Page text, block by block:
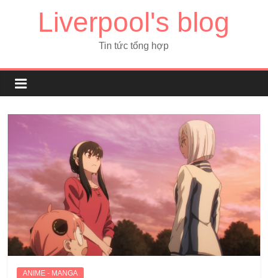
Liverpool's blog
Tin tức tổng hợp
ANIME - MANGA